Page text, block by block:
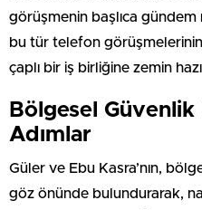
görüşmenin başlıca
bu tür telefon
çaplı bir iş birliğine zemin
Bölgesel
Adımlar
Güler ve Ebu Kasra’nın,
göz önünde bulundurarak,